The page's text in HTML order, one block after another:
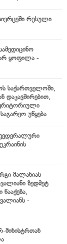
რუსული
არ ყოფილა -
საქართველოში,
დაკავშირებით,
უწყება
ფედერალური
მალანიას
ზედმეტ
-
მინისტრთან